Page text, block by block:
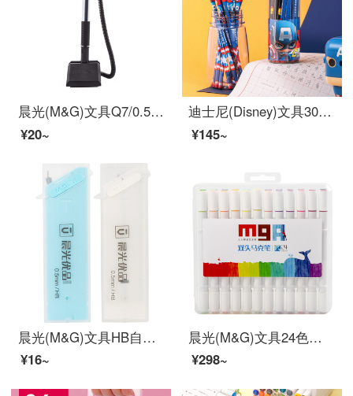
晨光(M&G)文具Q7/0.5mm黑色经典办公桌面专用旋转台笔 中性笔 可黏贴签字笔 单支装AGPY3901
¥20~
迪士尼(Disney)文具30支HB原木书写铅笔 小学生铅笔写字笔 儿童卡通铅笔 漫威系列E0046A
¥145~
晨光(M&G)文具HB自动铅笔替芯 0.5mm树脂铅芯 优品系列学生考试铅笔芯 60mm*20根/盒 单个装颜色随机ASL37402
¥16~
晨光(M&G)文具24色细杆马克笔 学生重点标记记号笔 MGARTS系列儿童涂鸦绘画笔 24支/盒ZPMV0702
¥298~